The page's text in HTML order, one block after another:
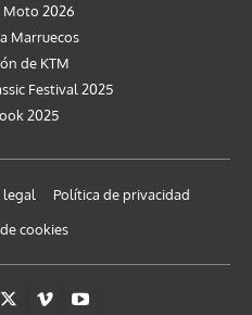
Moto 2026
Marruecos
de KTM
Festival 2025
2025
legal
Política de privacidad
cookies